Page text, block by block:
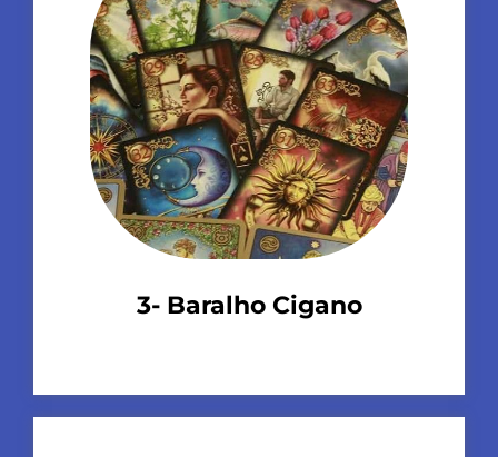
3- Baralho Cigano